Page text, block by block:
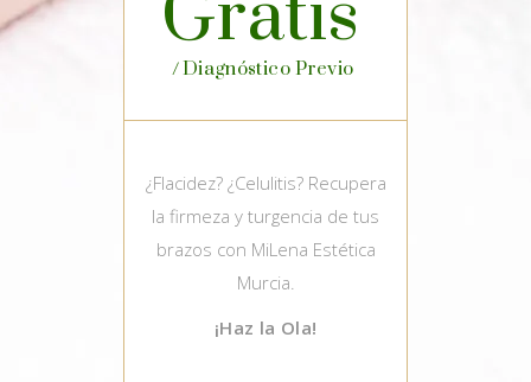
Diagnóstico Previo
¿Flacidez? ¿Celulitis? Recupera
la firmeza y turgencia de tus
brazos con MiLena Estética
Murcia.
¡Haz la Ola!